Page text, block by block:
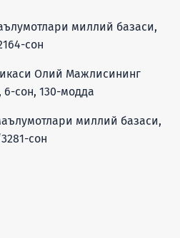
миллий базаси,
сон
Олий Мажлисининг
6-сон, 130-модда
миллий базаси,
сон